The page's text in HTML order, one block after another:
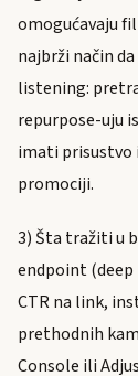
omogućavaju
najbrži način
listening:
repurpose-uju
imati prisustvo
promociji.
3) Šta tražiti u
endpoint
CTR na link,
prethodnih
Console ili